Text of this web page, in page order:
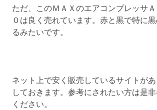
ただ、このＭＡＸのエアコンプレッサ
０は良く売れています。赤と黒で特に
るみたいです。
ネット上で安く販売しているサイトが
しておきます。参考にされたい方は是
ください。